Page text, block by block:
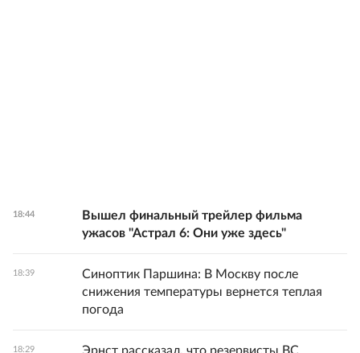
18:44
Вышел финальный трейлер фильма
ужасов "Астрал 6: Они уже здесь"
18:39
Синоптик Паршина: В Москву после
снижения температуры вернется теплая
погода
18:29